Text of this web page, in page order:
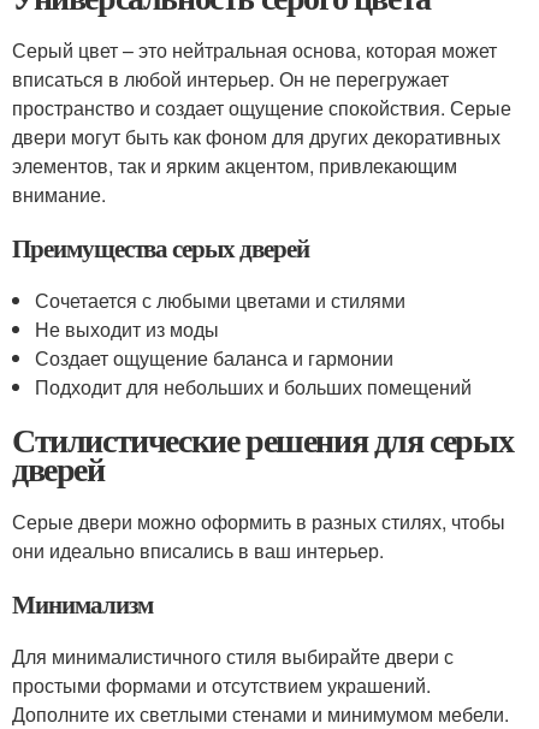
Серый цвет – это нейтральная основа, которая может
вписаться в любой интерьер. Он не перегружает
пространство и создает ощущение спокойствия. Серые
двери могут быть как фоном для других декоративных
элементов, так и ярким акцентом, привлекающим
внимание.
Преимущества серых дверей
Сочетается с любыми цветами и стилями
Не выходит из моды
Создает ощущение баланса и гармонии
Подходит для небольших и больших помещений
Стилистические решения для серых
дверей
Серые двери можно оформить в разных стилях, чтобы
они идеально вписались в ваш интерьер.
Минимализм
Для минималистичного стиля выбирайте двери с
простыми формами и отсутствием украшений.
Дополните их светлыми стенами и минимумом мебели.